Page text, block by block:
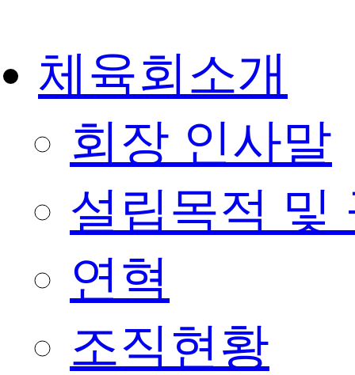
체육회소개
회장 인사말
설립목적 및
연혁
조직현황